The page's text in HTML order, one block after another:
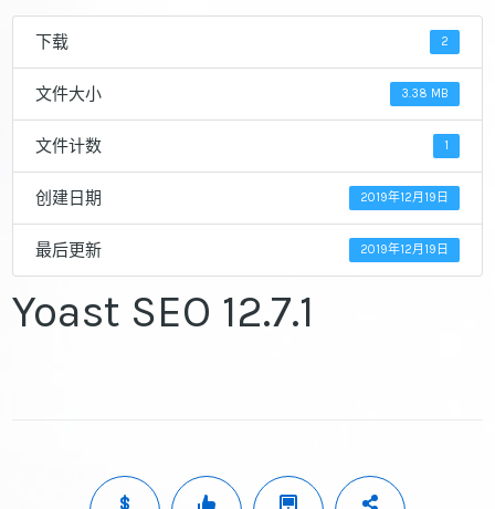
下载 2
文件大小 3.38 MB
文件计数 1
创建日期 2019年12月19日
最后更新 2019年12月19日
Yoast SEO 12.7.1